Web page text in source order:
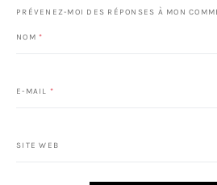
PRÉVENEZ-MOI DES RÉPONSES À MON
NOM *
E-MAIL *
SITE WEB